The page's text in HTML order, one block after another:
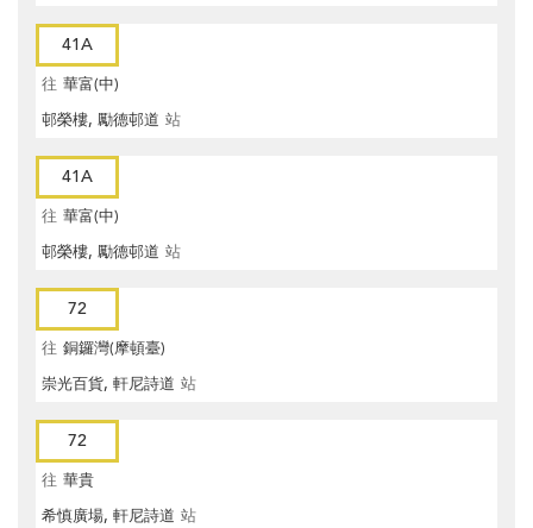
41A
往 華富(中)
邨榮樓, 勵德邨道 站
41A
往 華富(中)
邨榮樓, 勵德邨道 站
72
往 銅鑼灣(摩頓臺)
崇光百貨, 軒尼詩道 站
72
往 華貴
希慎廣場, 軒尼詩道 站